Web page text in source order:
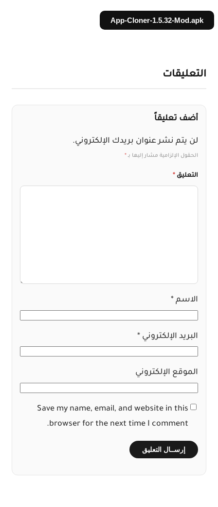
App-Cloner-1.5.32-Mod.apk
التعليقات
أضف تعليقاً
لن يتم نشر عنوان بريدك الإلكتروني.
الحقول الإلزامية مشار إليها بـ*
التعليق *
الاسم *
البريد الإلكتروني *
الموقع الإلكتروني
Save my name, email, and website in this
browser for the next time I comment.